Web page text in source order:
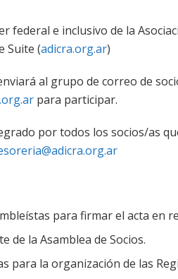
federal e inclusivo de la
Suite (adicra.org.ar)
al grupo de correo de
para participar.
por todos los socios/as
para firmar el acta en
de la Asamblea de Socios.
para la organización de las